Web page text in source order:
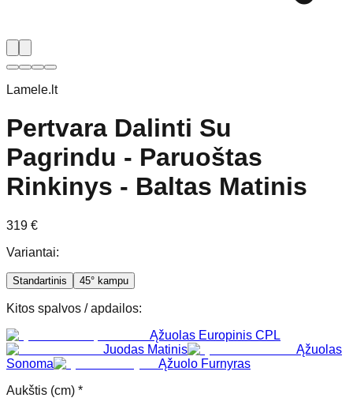
Lamele.lt
Pertvara Dalinti Su
Pagrindu - Paruoštas
Rinkinys - Baltas Matinis
319 €
Variantai:
Standartinis 45° kampu
Kitos spalvos / apdailos:
Ąžuolas Europinis CPL
Juodas Matinis
Ąžuolas
Sonoma
Ąžuolo Furnyras
Aukštis (cm) *